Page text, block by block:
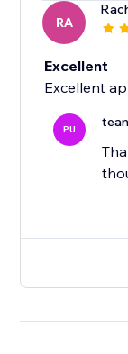
RA
Excellent
Excellent
PU